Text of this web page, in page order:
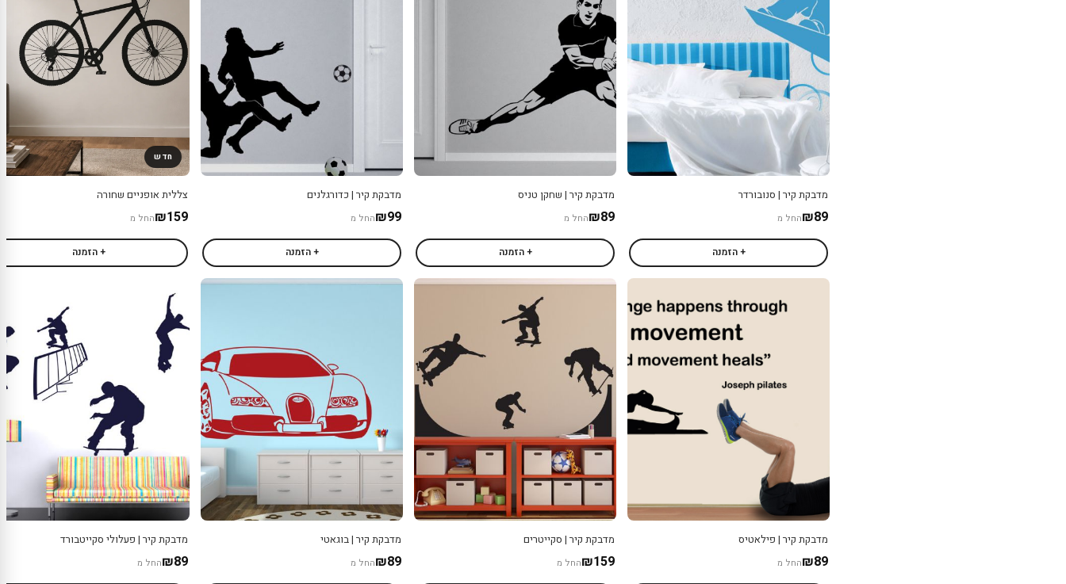
מדבקת קיר | סנובורדר
₪89החל מ
+ הזמנה
מדבקת קיר | שחקן טניס
₪89החל מ
+ הזמנה
מדבקת קיר | כדורגלנים
₪99החל מ
+ הזמנה
חדש
צללית אופניים שחורה
₪159החל מ
+ הזמנה
מדבקת קיר | פילאטיס
₪89החל מ
מדבקת קיר | סקייטרים
₪159החל מ
מדבקת קיר | בוגאטי
₪89החל מ
מדבקת קיר | פעלולי סקייטבורד
₪89החל מ